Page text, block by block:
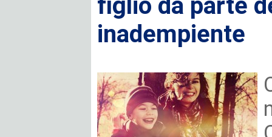
figlio da parte
inadempiente